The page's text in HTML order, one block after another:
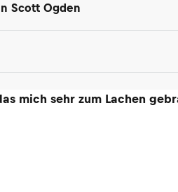
Scott Ogden
mich sehr zum Lachen